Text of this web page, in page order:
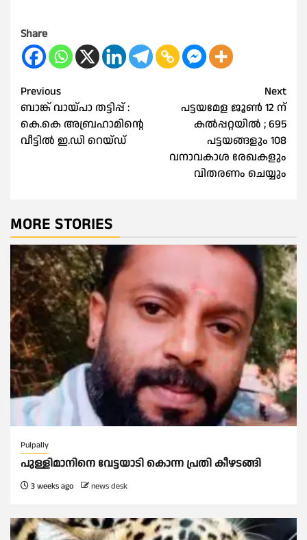
Share
Post
navigation
Previous
ബാങ്ക് വായ്പാ തട്ടിപ്പ് :
കെ.കെ അബ്രഹാമിന്റെ
വീട്ടിൽ ഇ.ഡി റെയ്ഡ്
Next
പട്ടയമേള ജൂണ്‍ 12 ന്
കൽപ്പറ്റയിൽ ; 695
പട്ടയങ്ങളും 108
വനാവകാശ രേഖകളും
വിതരണം ചെയ്യും
MORE STORIES
Pulpally
പുള്ളിമാനിനെ വേട്ടയാടി കൊന്ന പ്രതി കീഴടങ്ങി
3 weeks ago news desk